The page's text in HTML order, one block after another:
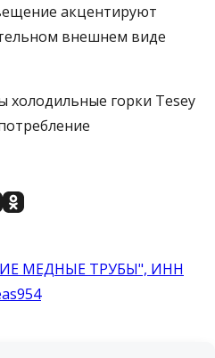
акцентируют
внешнем виде
холодильные горки Tesey